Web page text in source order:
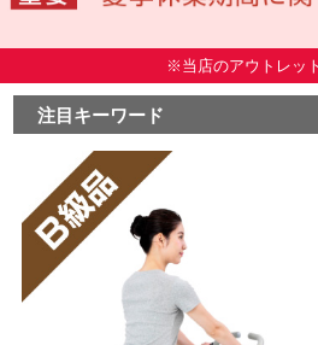
※当店のアウトレッ
注目キーワード